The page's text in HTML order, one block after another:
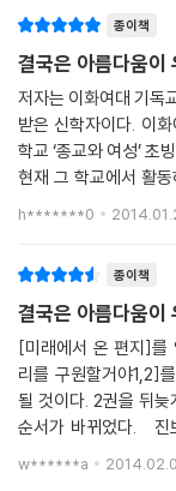
두 개의 시간, 두 개의 공
고향으로 가려던 차에
종신교수로 부임한 현
화’를 가르치며, 뉴욕
등)들과 교류하며, 이
다. 201~218쪽에서 길
그만의 신학적 이해가
“잘 정리되고 구분되
짜 세상 속에서 이것들
안에 있었다. 생명체
했다.
나는 그 생명체들이
싶었다. 신학 강연처
골 마을의 축제처럼,
종이책
결국은 아름다움이
저자는 이화여대 기독
받은 신학자이다. 이
학교 ‘종교와 여성’ 초
현재 그 학교에서 활동하고 있다. 그러나, 이 저
다. 1999년부터 2000
h*******0
종이책
결국은 아름다움이
[미래에서 온 편지]를
리를 구원할거야1,2]
될 것이다. 2권을 뒤늦
순서가 바뀌었다. 진보신학의 명문이라는 뉴욕 유니언
신학대학의 최최의
w******a